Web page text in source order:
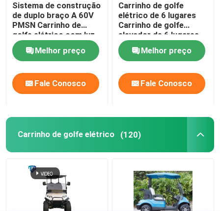
Sistema de construção
de duplo braço A 60V
PMSN Carrinho de
golfe elétrico com luz
RGB
Melhor preço
Fale Conosco
Carrinho de golfe
elétrico de 6 lugares
Carrinho de golfe
elevador de 6 lugares
Carrinho de golfe
elétrico de 6 lugares
Melhor preço
Fale Conosco
Carrinho de golfe elétrico (120)